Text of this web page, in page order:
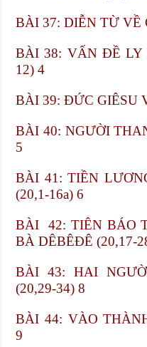
BÀI 37: DIỄN TỪ VỀ
BÀI 38: VẤN ĐỀ LY
12) 4
BÀI 39: ĐỨC GIÊSU
BÀI 40: NGƯỜI
5
BÀI 41: TIỀN
(20,1-16a) 6
BÀI 42: TIÊN BÁO
BÀ DÊBÊĐÊ (20,17-
BÀI 43: HAI
(20,29-34) 8
BÀI 44: VÀO
9